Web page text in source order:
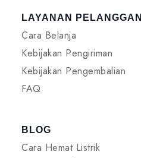
LAYANAN PELANGGAN
Cara Belanja
Kebijakan Pengiriman
Kebijakan Pengembalian
FAQ
BLOG
Cara Hemat Listrik